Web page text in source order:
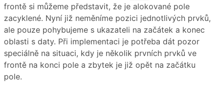
frontě si můžeme představit, že je alokované pole
zacyklené. Nyní již neměníme pozici jednotlivých prvků,
ale pouze pohybujeme s ukazateli na začátek a konec
oblasti s daty. Při implementaci je potřeba dát pozor
speciálně na situaci, kdy je několik prvních prvků ve
frontě na konci pole a zbytek je již opět na začátku
pole.